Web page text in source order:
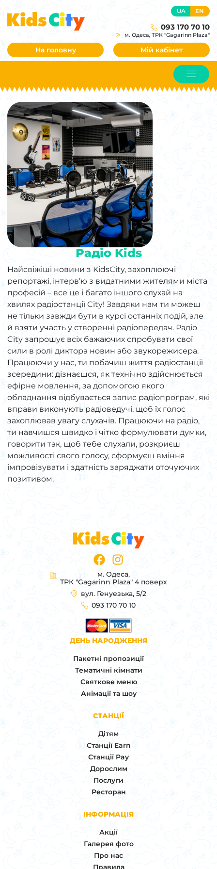
UA EN
093 170 70 10
м. Одеса, ТРК "Gagarinn Plaza"
На головну Мій кабінет
Радіо Kids
Найсвіжіші новини з KidsCity, захоплюючі
репортажі, інтерв’ю з видатними жителями міста
професій – все це і багато іншого слухай на
хвилях радіостанції City! Завдяки нам ти можеш
не тільки завжди бути в курсі останніх подій, але
й взяти участь у створенні радіопередач. Радіо
City запрошує всіх бажаючих спробувати свої
сили в ролі диктора новин або звукорежисера.
Працюючи у нас, ти побачиш життя радіостанції
зсередини: дізнаєшся, як технічно здійснюється
ефірне мовлення, за допомогою якого
обладнання відбувається запис радіопрограм, які
вправи виконують радіоведучі, щоб їх голос
захоплював увагу слухачів. Працюючи на радіо,
ти навчишся швидко і чітко формулювати думки,
говорити так, щоб тебе слухали, розкриєш
можливості свого голосу, сформуєш вміння
імпровізувати і здатність заряджати оточуючих
позитивом.
м. Одеса,
ТРК "Gagarinn Plaza" 4 поверх
вул. Генуезька, 5/2
093 170 70 10
ДЕНЬ НАРОДЖЕННЯ
Пакетні пропозиції
Тематичні кімнати
Святкове меню
Анімації та шоу
СТАНЦІЇ
Дітям
Станції Earn
Станції Pay
Дорослим
Послуги
Ресторан
ІНФОРМАЦІЯ
Акції
Галерея фото
Про нас
Правила